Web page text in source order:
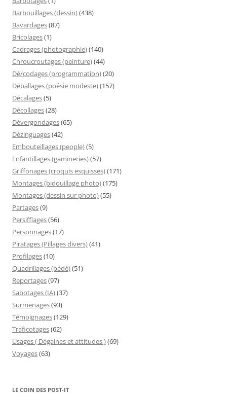
Barbouillages (dessin)(438)
Bavardages(87)
Bricolages(1)
Cadrages (photographie)(140)
Chroucroutages (peinture)(44)
Dé/codages (programmation)(20)
Déballages (poésie modeste)(157)
Décalages(5)
Décollages(28)
Dévergondages(65)
Dézinguages(42)
Embouteillages (people)(5)
Enfantillages (gamineries)(57)
Griffonages (croquis esquisses)(171)
Montages (bidouillage photo)(175)
Montages (dessin sur photo)(55)
Partages(9)
Persifflages(56)
Personnages(17)
Piratages (Pillages divers)(41)
Profilages(10)
Quadrillages (bédé)(51)
Reportages(97)
Sabotages (IA)(37)
Surmenages(93)
Témoignages(129)
Traficotages(62)
Usages ( Dégaines et attitudes )(69)
Voyages(63)
LE COIN DES POST-IT